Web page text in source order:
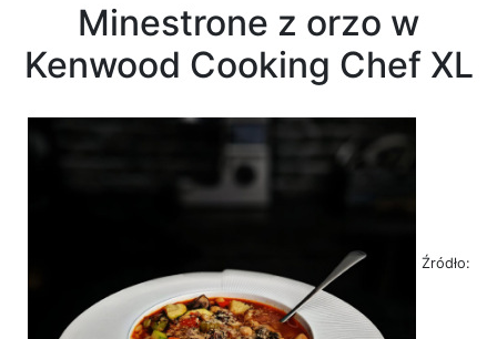
Minestrone z orzo w
Kenwood Cooking Chef XL
Źródło: